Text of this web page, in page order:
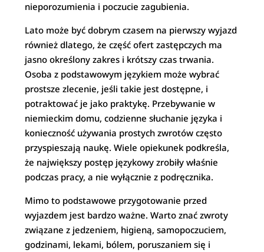
nieporozumienia i poczucie zagubienia.
Lato może być dobrym czasem na pierwszy wyjazd
również dlatego, że część ofert zastępczych ma
jasno określony zakres i krótszy czas trwania.
Osoba z podstawowym językiem może wybrać
prostsze zlecenie, jeśli takie jest dostępne, i
potraktować je jako praktykę. Przebywanie w
niemieckim domu, codzienne słuchanie języka i
konieczność używania prostych zwrotów często
przyspieszają naukę. Wiele opiekunek podkreśla,
że największy postęp językowy zrobiły właśnie
podczas pracy, a nie wyłącznie z podręcznika.
Mimo to podstawowe przygotowanie przed
wyjazdem jest bardzo ważne. Warto znać zwroty
związane z jedzeniem, higieną, samopoczuciem,
godzinami, lekami, bólem, poruszaniem się i